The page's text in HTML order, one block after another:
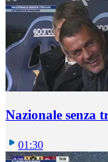
Nazionale senza
01:30